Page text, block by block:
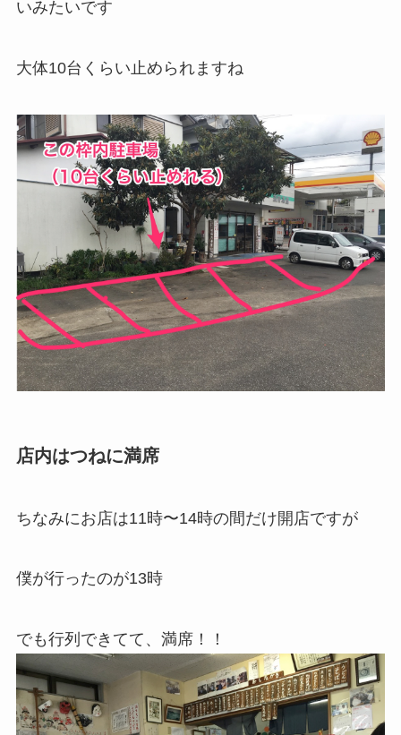
いみたいです
大体10台くらい止められますね
店内はつねに満席
ちなみにお店は11時〜14時の間だけ開店ですが
僕が行ったのが13時
でも行列できてて、満席！！